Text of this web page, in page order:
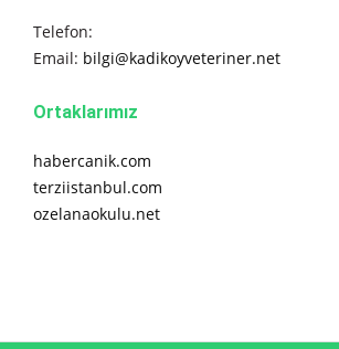
Telefon:
Email: bilgi@kadikoyveteriner.net
Ortaklarımız
habercanik.com
terziistanbul.com
ozelanaokulu.net